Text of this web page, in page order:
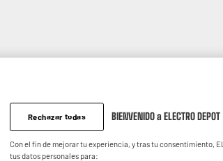
Rechazar todas BIENVENIDO a ELECTRO DEPOT
Con el fin de mejorar tu experiencia, y tras tu consentimiento,
tus datos personales para: